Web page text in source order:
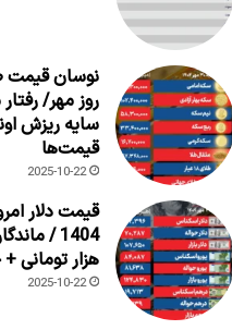
نوسان قیمت
روز مهر/
سایه ریزش
قیمت‌ها
2025-10-22
هزار تومانی
2025-10-22